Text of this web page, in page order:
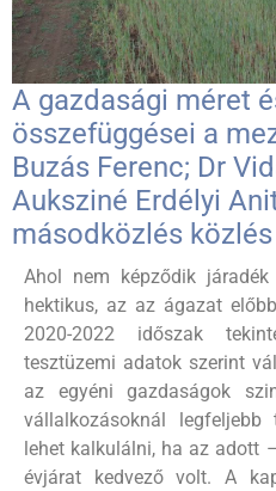
A gazdasági méret
összefüggései a
Buzás Ferenc; Dr
Auksziné Erdélyi
másodközlés
Ahol nem képződik
hektikus, az az ágazat
2020-2022 időszak
tesztüzemi adatok szerint
az egyéni gazdaságok
vállalkozásoknál legfeljebb
lehet kalkulálni, ha az adott
évjárat kedvező volt. A